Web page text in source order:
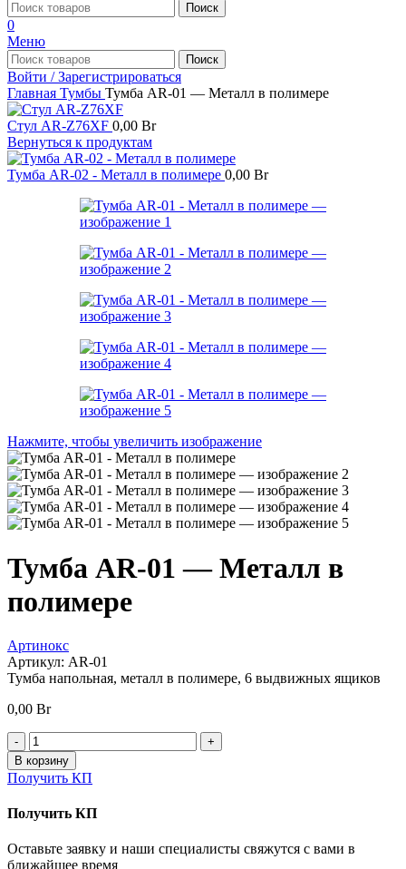
Поиск
0
Меню
Поиск
Войти / Зарегистрироваться
Главная Тумбы Тумба AR-01 — Металл в полимере
Стул AR-Z76XF 0,00 Br
Вернуться к продуктам
Тумба AR-02 - Металл в полимере 0,00 Br
Нажмите, чтобы увеличить изображение
Тумба AR-01 — Металл в
полимере
Артинокс
Артикул: AR-01
Тумба напольная, металл в полимере, 6 выдвижных ящиков
0,00 Br
Количество
товара
Тумба
AR-
-
в
В корзину
Получить КП
Получить КП
Оставьте заявку и наши специалисты свяжутся с вами в
ближайшее время